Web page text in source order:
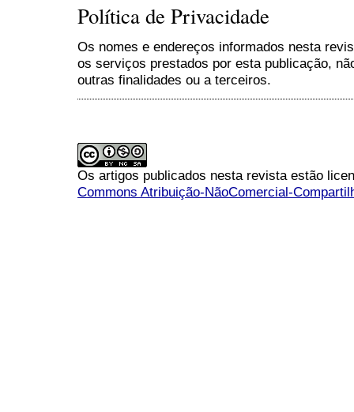
Política de Privacidade
Os nomes e endereços informados nesta
os serviços prestados por esta publicação,
outras finalidades ou a terceiros.
Os artigos publicados nesta revista estão
Commons Atribuição-NãoComercial-